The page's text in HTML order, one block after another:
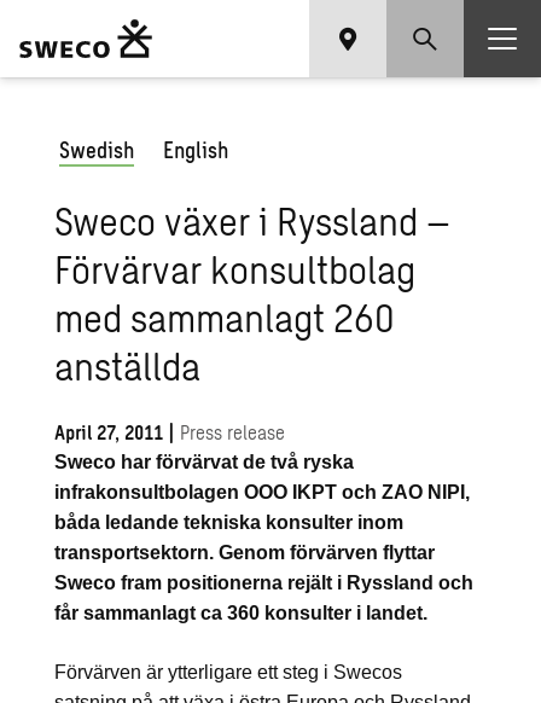
Swedish English
Sweco växer i Ryssland –
Förvärvar konsultbolag
med sammanlagt 260
anställda
April 27, 2011 | Press release
Sweco har förvärvat de två ryska
infrakonsultbolagen OOO IKPT och ZAO NIPI,
båda ledande tekniska konsulter inom
transportsektorn. Genom förvärven flyttar
Sweco fram positionerna rejält i Ryssland och
får sammanlagt ca 360 konsulter i landet.
Förvärven är ytterligare ett steg i Swecos